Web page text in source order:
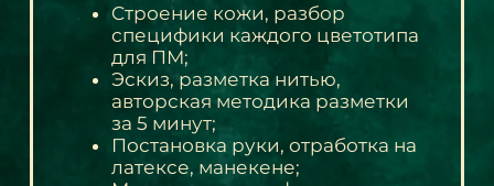
Cтроение кожи, разбор
специфики каждого цветотипа
для ПМ;
Эскиз, разметка нитью,
авторская методика разметки
за 5 минут;
Постановка руки, отработка на
латексе, манекене;